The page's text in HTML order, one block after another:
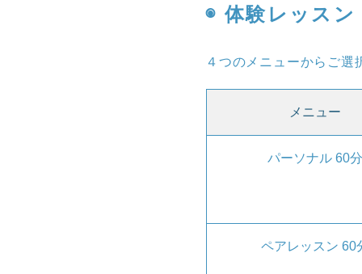
◉ 体験レッスン
４つのメニューからご選
メニュー
パーソナル 60分
ペアレッスン 60